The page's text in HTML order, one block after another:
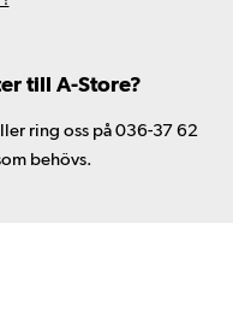
till A-Store?
ring oss på 036-37 62
behövs.